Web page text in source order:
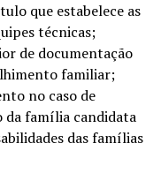
que estabelece as
técnicas;
de documentação
familiar;
no caso de
da família candidata
das famílias